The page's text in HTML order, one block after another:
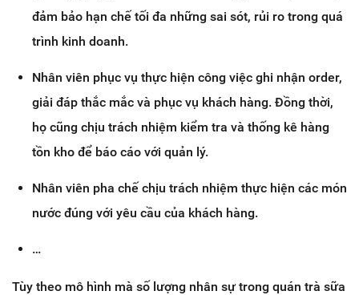
đảm bảo hạn chế tối đa những sai sót, rủi ro trong quá
trình kinh doanh.
Nhân viên phục vụ thực hiện công việc ghi nhận order,
giải đáp thắc mắc và phục vụ khách hàng. Đồng thời,
họ cũng chịu trách nhiệm kiểm tra và thống kê hàng
tồn kho để báo cáo với quản lý.
Nhân viên pha chế chịu trách nhiệm thực hiện các món
nước đúng với yêu cầu của khách hàng.
…
Tùy theo mô hình mà số lượng nhân sự trong quán trà sữa